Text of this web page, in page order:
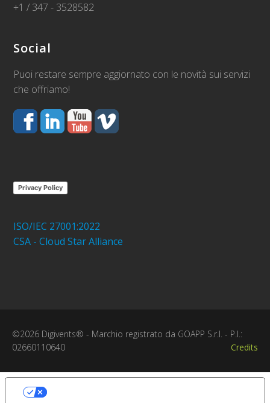
+1 / 347 - 3528582
Social
Puoi restare sempre aggiornato con le novità sui servizi
che offriamo!
Privacy Policy
ISO/IEC 27001:2022
CSA - Cloud Star Alliance
©2026 Digivents® - Marchio registrato da GOAPP S.r.l. - P.I.:
02660110640
Credits